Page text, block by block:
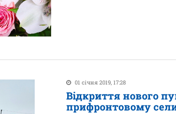
01 січня 2019, 17:28
Відкриття нового
прифронтовому